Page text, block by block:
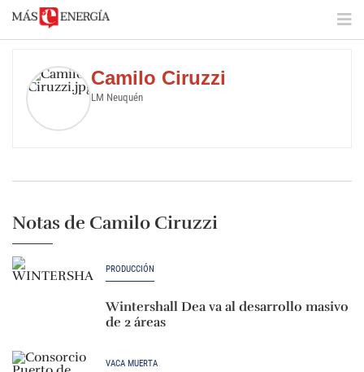
Camilo Ciruzzi
LM Neuquén
Notas de Camilo Ciruzzi
PRODUCCIÓN
Wintershall Dea va al desarrollo masivo
de 2 áreas
VACA MUERTA